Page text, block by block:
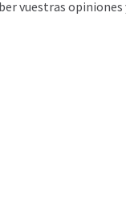
vuestras opiniones